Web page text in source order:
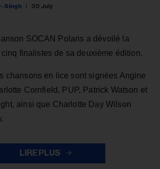
Singh 30 July
SOCAN Polaris a dévoilé la
finalistes de sa deuxième édition.
chansons en lice sont signées Angine
Cornfield, PUP, Patrick Watson et
ainsi que Charlotte Day Wilson
LIRE PLUS